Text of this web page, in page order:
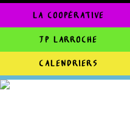
LA COOPÉRATIVE
JP LARROCHE
CALENDRIERS